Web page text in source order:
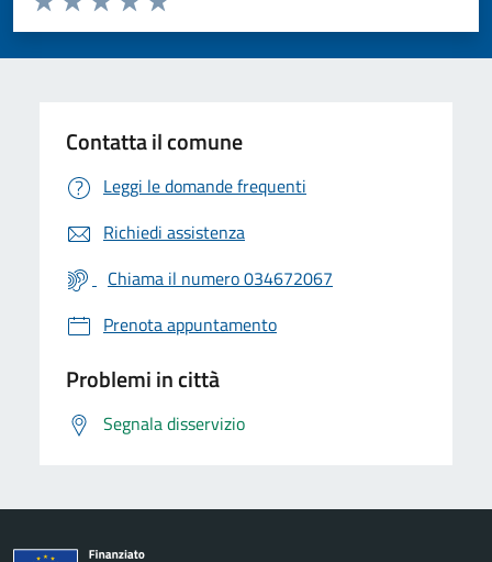
Valuta 5 stelle su 5
Valuta 4 stelle su 5
Valuta 3 stelle su 5
Valuta 2 stelle su 5
Valuta 1 stelle su 5
Contatta il comune
Leggi le domande frequenti
Richiedi assistenza
Chiama il numero 034672067
Prenota appuntamento
Problemi in città
Segnala disservizio